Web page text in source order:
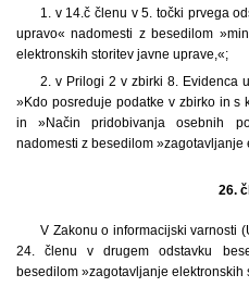
1. v 14.č členu v 5. točki prvega
upravo« nadomesti z besedilom
elektronskih storitev javne uprave,«;
2. v Prilogi 2 v zbirki 8. Evidenca
»Kdo posreduje podatke v zbirko in s
in »Način pridobivanja osebnih
nadomesti z besedilom »zagotavljanje
26.
V Zakonu o informacijski varnosti
24. členu v drugem odstavku
besedilom »zagotavljanje elektronskih